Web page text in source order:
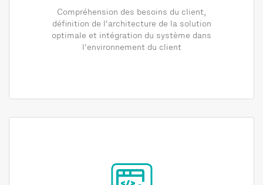
Compréhension des besoins du client,
définition de l'architecture de la solution
optimale et intégration du système dans
l'environnement du client